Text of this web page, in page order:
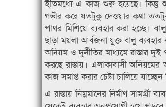
ইতিমধ্যে এ কাজ শুরু হয়েছে। কিন্তু
গভীর করে যতটুকু দেওয়ার কথা ততটুকু
পাথর মিশিয়ে ব্যবহার করা হচ্ছে।
ছাড়া ময়লা আর্বজনা যুক্ত বালু ব্যবহার
অনিয়ম ও দুর্নীতির মাধ্যমে রাস্তার দুই
করছে রাস্তায়। এলাকাবাসী
কাজ সমাপ্ত করার চেষ্টা চালিয়ে
এ রাস্তায় নিম্নমানের নির্মাণ